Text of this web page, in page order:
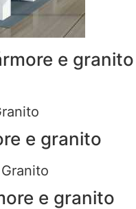
e granito
e granito
e granito